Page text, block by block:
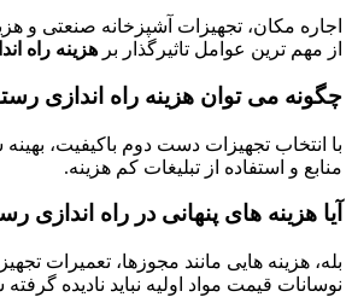
اجاره مکان، تجهیزات آشپزخانه صنعتی و
از مهم ترین عوامل تاثیرگذار بر هزینه راه
چگونه می توان هزینه راه اندازی
با انتخاب تجهیزات دست دوم باکیفیت،
منابع و استفاده از تبلیغات کم هزینه.
آیا هزینه های پنهانی در راه اندازی
بله، هزینه هایی مانند مجوزها، تعمیرات
نوسانات قیمت مواد اولیه نباید نادیده گرفته